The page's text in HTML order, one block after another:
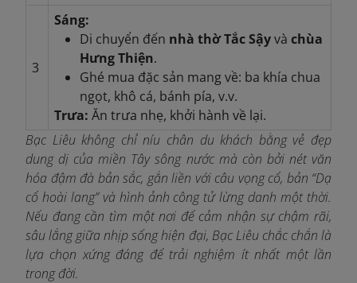
3
Sáng:
Di chuyển đến nhà thờ Tắc Sậyvà chùa
Hưng Thiện.
Ghé mua đặc sản mang về: ba khía chua
ngọt, khô cá, bánh pía, v.v.
Trưa: Ăn trưa nhẹ, khởi hành về lại.
Bạc Liêu không chỉ níu chân du khách bằng vẻ đẹp
dung dị của miền Tây sông nước mà còn bởi nét văn
hóa đậm đà bản sắc, gắn liền với câu vọng cổ, bản “Dạ
cổ hoài lang” và hình ảnh công tử lừng danh một thời.
Nếu đang cần tìm một nơi để cảm nhận sự chậm rãi,
sâu lắng giữa nhịp sống hiện đại, Bạc Liêu chắc chắn là
lựa chọn xứng đáng để trải nghiệm ít nhất một lần
trong đời.